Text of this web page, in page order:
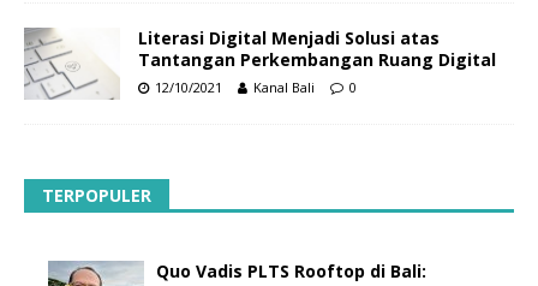
Literasi Digital Menjadi Solusi atas
Tantangan Perkembangan Ruang Digital
12/10/2021 Kanal Bali 0
TERPOPULER
Quo Vadis PLTS Rooftop di Bali: